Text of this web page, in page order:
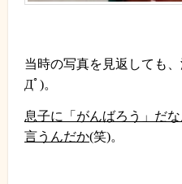
当時の写真を見返しても
Дﾟ)。
息子に「がんばろう」だ
言うんだか(笑)。